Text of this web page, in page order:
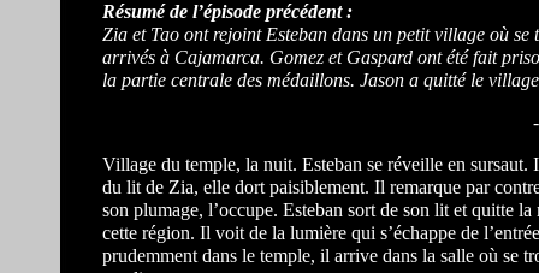
Résumé de l’épisode précédent :
Zia et Tao ont rejoint Esteban dans un petit village où
arrivés à Cajamarca. Gomez et Gaspard ont été fait
la partie centrale des médaillons. Jason a quitté le
Village du temple, la nuit. Esteban se réveille en
du lit de Zia, elle dort paisiblement. Il remarque par
son plumage, l’occupe. Esteban sort de son lit et quitte
cette région. Il voit de la lumière qui s’échappe de
prudemment dans le temple, il arrive dans la salle où se